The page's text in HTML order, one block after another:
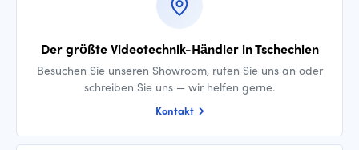
Der größte Videotechnik-Händler in Tschechien
Besuchen Sie unseren Showroom, rufen Sie uns an oder
schreiben Sie uns — wir helfen gerne.
Kontakt